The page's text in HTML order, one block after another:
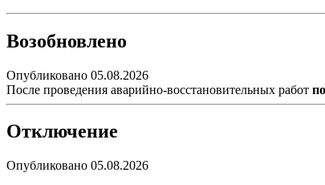
Возобновлено
Опубликовано 05.08.2026
После проведения аварийно-восстановительных работ
Отключение
Опубликовано 05.08.2026